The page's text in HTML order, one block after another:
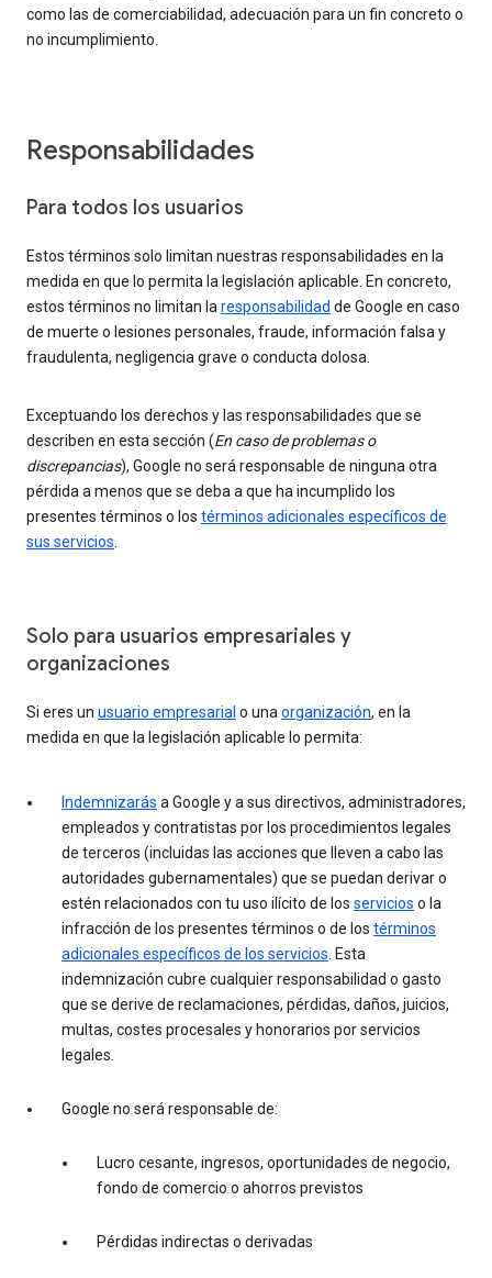
como las de comerciabilidad, adecuación para un fin concreto o
no incumplimiento.
Responsabilidades
Para todos los usuarios
Estos términos solo limitan nuestras responsabilidades en la
medida en que lo permita la legislación aplicable. En concreto,
estos términos no limitan laresponsabilidad de Google en caso
de muerte o lesiones personales, fraude, información falsa y
fraudulenta, negligencia grave o conducta dolosa.
Exceptuando los derechos y las responsabilidades que se
describen en esta sección (En caso de problemas o
discrepancias), Google no será responsable de ninguna otra
pérdida a menos que se deba a que ha incumplido los
presentes términos o los términos adicionales específicos de
sus servicios.
Solo para usuarios empresariales y
organizaciones
Si eres un usuario empresarial o unaorganización, en la
medida en que la legislación aplicable lo permita:
Indemnizarás a Google y a sus directivos, administradores,
empleados y contratistas por los procedimientos legales
de terceros (incluidas las acciones que lleven a cabo las
autoridades gubernamentales) que se puedan derivar o
estén relacionados con tu uso ilícito de los servicios o la
infracción de los presentes términos o de los términos
adicionales específicos de los servicios. Esta
indemnización cubre cualquier responsabilidad o gasto
que se derive de reclamaciones, pérdidas, daños, juicios,
multas, costes procesales y honorarios por servicios
legales.
Google no será responsable de:
Lucro cesante, ingresos, oportunidades de negocio,
fondo de comercio o ahorros previstos
Pérdidas indirectas o derivadas